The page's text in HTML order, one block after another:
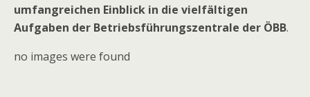
umfangreichen Einblick in die vielfältigen
Aufgaben der Betriebsführungszentrale der ÖBB.
no images were found